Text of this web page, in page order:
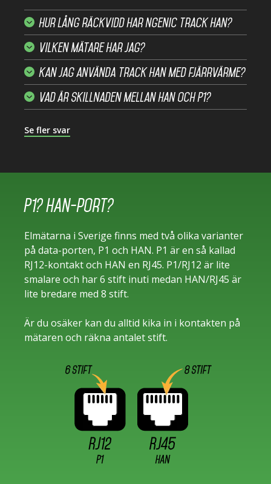
Hur lång räckvidd har Ngenic Track HAN?
Vilken mätare har jag?
Kan jag använda Track HAN med fjärrvärme?
Vad är skillnaden mellan HAN och P1?
Se fler svar
P1? HAN-port?
Elmätarna i Sverige finns med två olika varianter
på data-porten, P1 och HAN. P1 är en så kallad
RJ12-kontakt och HAN en RJ45. P1/RJ12 är lite
smalare och har 6 stift inuti medan HAN/RJ45 är
lite bredare med 8 stift.
Är du osäker kan du alltid kika in i kontakten på
mätaren och räkna antalet stift.